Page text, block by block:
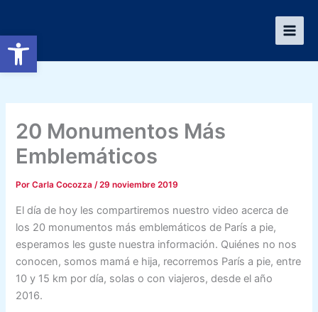
Abrir barra de herramientas
contenido
20 Monumentos Más
Emblemáticos
PorCarla Cocozza/29 noviembre 2019
El día de hoy les compartiremos nuestro video acerca de
los 20 monumentos más emblemáticos de París a pie,
esperamos les guste nuestra información. Quiénes no nos
conocen, somos mamá e hija, recorremos París a pie, entre
10 y 15 km por día, solas o con viajeros, desde el año
2016.